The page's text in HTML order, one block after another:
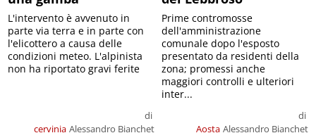
cervinia
di
Alessandro Bianchet
L'intervento è avvenuto in
parte via terra e in parte con
l'elicottero a causa delle
condizioni meteo. L'alpinista
non ha riportato gravi ferite
Aosta
di
Alessandro Bianchet
Prime contromosse
dell'amministrazione
comunale dopo l'esposto
presentato da residenti della
zona; promessi anche
maggiori controlli e ulteriori
inter...